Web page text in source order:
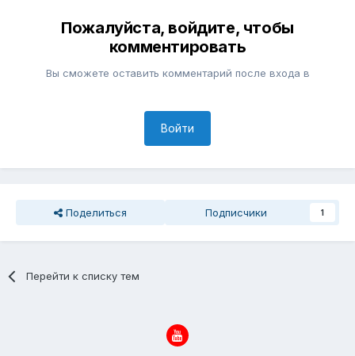
Пожалуйста, войдите, чтобы
комментировать
Вы сможете оставить комментарий после входа в
Войти
Поделиться Подписчики 1
Перейти к списку тем